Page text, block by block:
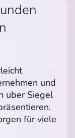
und
über Siegel
für viele